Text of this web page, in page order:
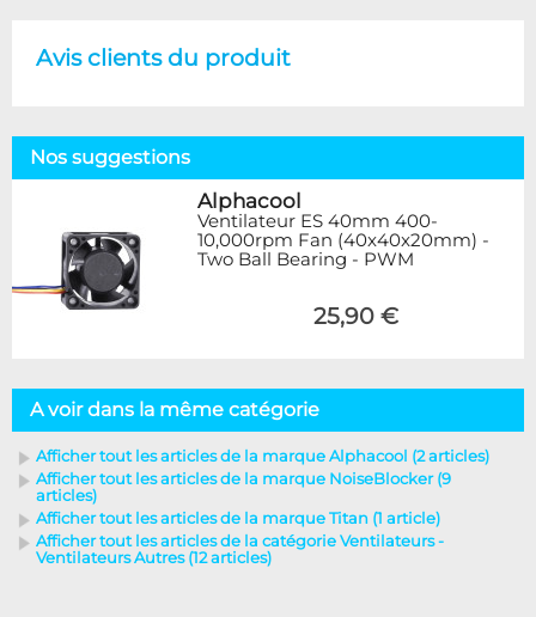
Avis clients du produit
Nos suggestions
Alphacool
Ventilateur ES 40mm 400-
10,000rpm Fan (40x40x20mm) -
Two Ball Bearing - PWM
25,90 €
A voir dans la même catégorie
Afficher tout les articles de la marque Alphacool (2 articles)
Afficher tout les articles de la marque NoiseBlocker (9
articles)
Afficher tout les articles de la marque Titan (1 article)
Afficher tout les articles de la catégorie Ventilateurs -
Ventilateurs Autres (12 articles)